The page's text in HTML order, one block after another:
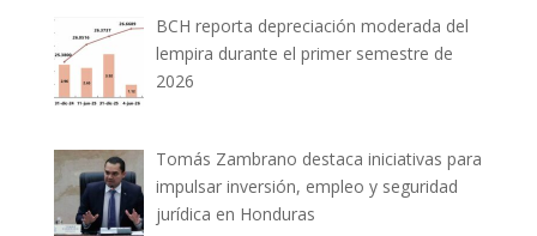
BCH reporta depreciación moderada del
lempira durante el primer semestre de
2026
Tomás Zambrano destaca iniciativas para
impulsar inversión, empleo y seguridad
jurídica en Honduras